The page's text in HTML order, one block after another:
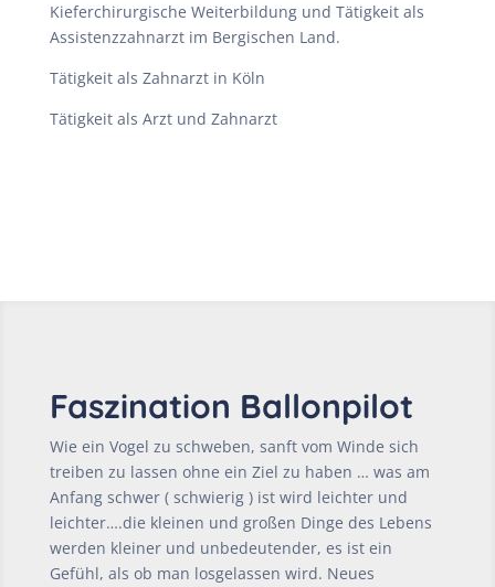
Kieferchirurgische Weiterbildung und Tätigkeit als
Assistenzzahnarzt im Bergischen Land.
Tätigkeit als Zahnarzt in Köln
Tätigkeit als Arzt und Zahnarzt
Faszination Ballonpilot
Wie ein Vogel zu schweben, sanft vom Winde sich
treiben zu lassen ohne ein Ziel zu haben … was am
Anfang schwer ( schwierig ) ist wird leichter und
leichter….die kleinen und großen Dinge des Lebens
werden kleiner und unbedeutender, es ist ein
Gefühl, als ob man losgelassen wird. Neues